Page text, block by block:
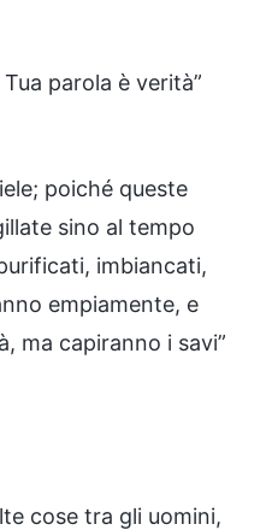
parola è verità”
poiché queste
sino al tempo
imbiancati,
empiamente, e
ma capiranno i savi”
cose tra gli uomini,